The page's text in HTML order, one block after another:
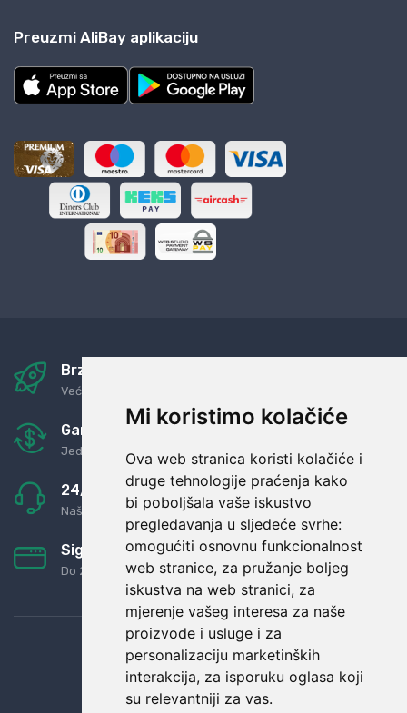
Mi koristimo kolačiće
Ova web stranica koristi kolačiće i
druge tehnologije praćenja kako
bi poboljšala vaše iskustvo
pregledavanja u sljedeće svrhe:
omogućiti osnovnu funkcionalnost
web stranice, za pružanje boljeg
iskustva na web stranici, za
mjerenje vašeg interesa za naše
proizvode i usluge i za
personalizaciju marketinških
interakcija, za isporuku oglasa koji
su relevantniji za vas.
Preuzmi AliBay aplikaciju
Brza i sigurna dostava
Već za nekoliko dana kod vas
Garancija u povrat novaca
Jednostavno pravilo: Roba za novac
24/7 odlična podrška
Naši agenti uvijek na raspolaganju
Sigurno obročno plaćanje
Do 24 rata bez kamata